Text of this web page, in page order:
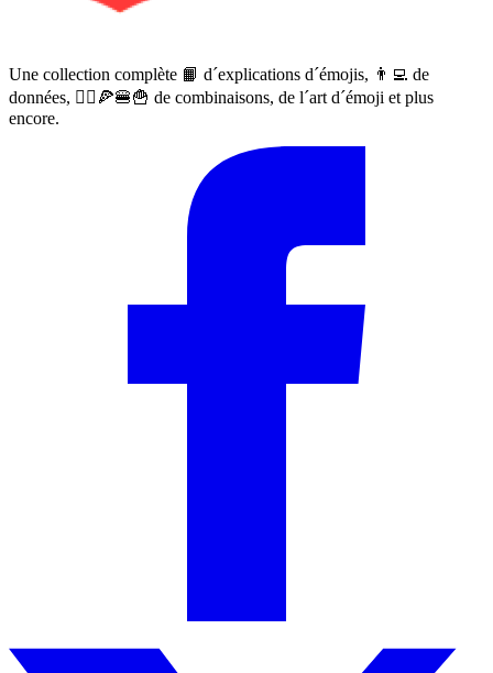
Une collection complète 📙 d´explications d´émojis, 👨‍💻 de
données, 🙅‍♀️🍕🍔🍟 de combinaisons, de l´art d´émoji et plus
encore.